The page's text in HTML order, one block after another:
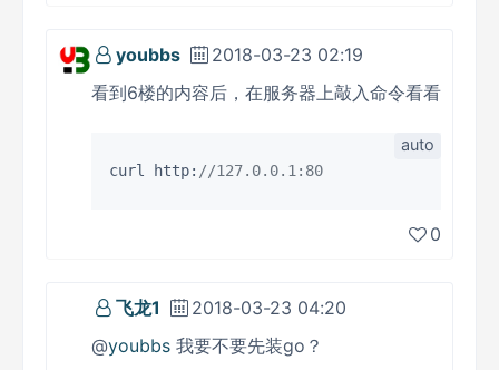
youbbs
2018-03-23 02:19
看到6楼的内容后，在服务器上敲入命令看看
curl http: //127.0.0.1:80
0
飞龙1
2018-03-23 04:20
@youbbs 我要不要先装go？